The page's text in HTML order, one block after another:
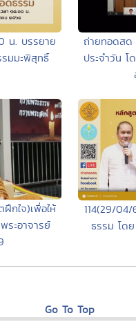
น. บรรยาย
มมะพิสุทธิ์
ถ่ายทอดสด
ประจำวัน
กใจ)เพื่อให้
ะอาจารย์
114(29/
ธรรม โด
Go To Top